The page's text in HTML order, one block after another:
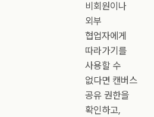
비회원이나
외부
협업자에게
따라가기를
사용할 수
없다면 캔버스
공유 권한을
확인하고,